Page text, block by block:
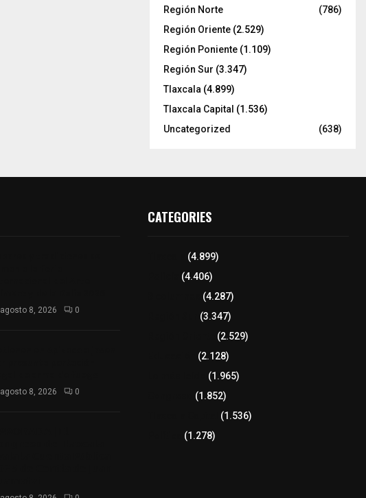
Región Norte
(786)
Región Oriente (2.529)
Región Poniente (1.109)
Región Sur (3.347)
Tlaxcala (4.899)
Tlaxcala Capital (1.536)
Uncategorized
(638)
agosto 8, 2026 0
agosto 8, 2026 0
CATEGORIES
(4.899)
(4.406)
(4.287)
(3.347)
(2.529)
(2.128)
(1.965)
(1.852)
(1.536)
(1.278)